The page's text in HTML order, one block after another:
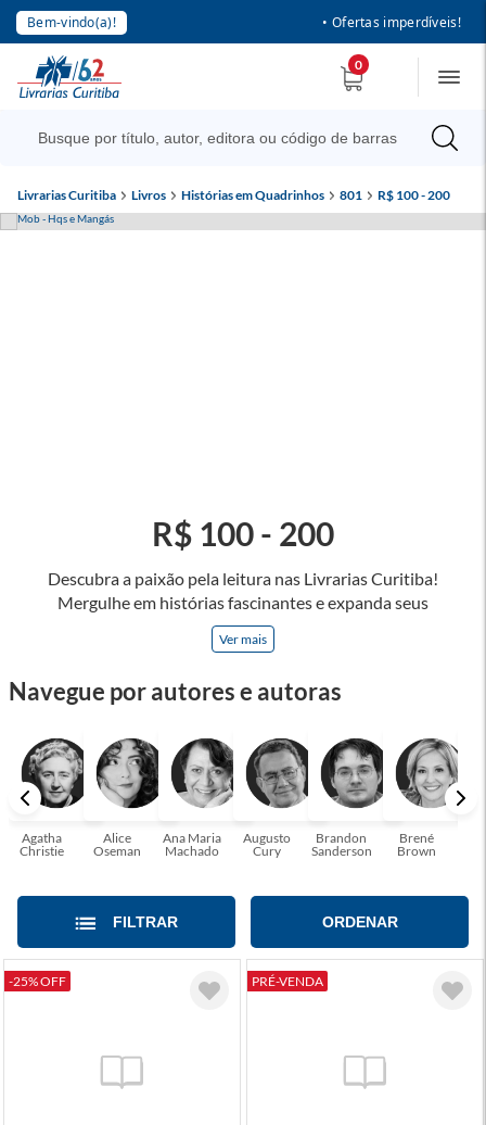
Bem-vindo(a)! • Ofertas imperdíveis!
0
Livrarias Curitiba Livros Histórias em Quadrinhos 801 R$ 100 - 200
Descubra a paixão pela leitura nas Livrarias Curitiba!
Mergulhe em histórias fascinantes e expanda seus
horizontes, onde cada página é uma porta para novos
universos e perspectivas. Ler nos permite viajar sem sair do
e tenha a oportunidade de alcançar o seu crescimento
passe um tempo no mundo da imaginação! A leitura
transforma vidas e estamos aqui para ajudar a transformar a
sua! Tenha certeza, temos o livro perfeito para você!
Ver mais
R$ 100 - 200
Navegue por autores e autoras
Agatha
Christie
Alice
Oseman
Ana Maria
Machado
Augusto
Cury
Brandon
Sanderson
Brené
Brown
FILTRAR ORDENAR
-25% OFF PRÉ-VENDA